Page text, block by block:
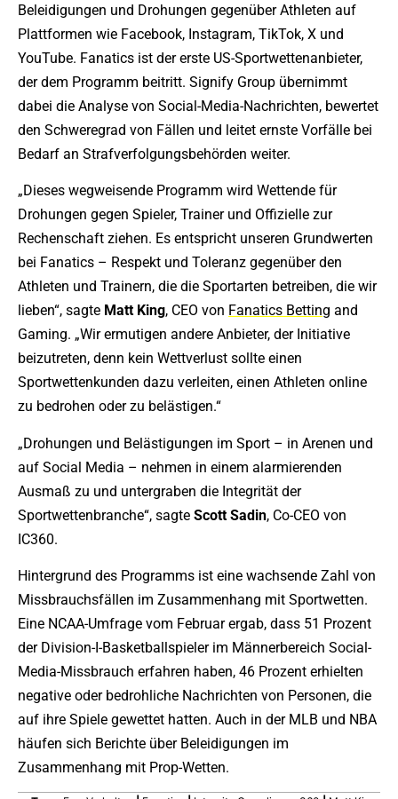
Beleidigungen und Drohungen gegenüber Athleten auf
Plattformen wie Facebook, Instagram, TikTok, X und
YouTube. Fanatics ist der erste US-Sportwettenanbieter,
der dem Programm beitritt. Signify Group übernimmt
dabei die Analyse von Social-Media-Nachrichten, bewertet
den Schweregrad von Fällen und leitet ernste Vorfälle bei
Bedarf an Strafverfolgungsbehörden weiter.
„Dieses wegweisende Programm wird Wettende für
Drohungen gegen Spieler, Trainer und Offizielle zur
Rechenschaft ziehen. Es entspricht unseren Grundwerten
bei Fanatics – Respekt und Toleranz gegenüber den
Athleten und Trainern, die die Sportarten betreiben, die wir
lieben“, sagte Matt King, CEO von Fanatics Betting and
Gaming. „Wir ermutigen andere Anbieter, der Initiative
beizutreten, denn kein Wettverlust sollte einen
Sportwettenkunden dazu verleiten, einen Athleten online
zu bedrohen oder zu belästigen.“
„Drohungen und Belästigungen im Sport – in Arenen und
auf Social Media – nehmen in einem alarmierenden
Ausmaß zu und untergraben die Integrität der
Sportwettenbranche“, sagte Scott Sadin, Co-CEO von
IC360.
Hintergrund des Programms ist eine wachsende Zahl von
Missbrauchsfällen im Zusammenhang mit Sportwetten.
Eine NCAA-Umfrage vom Februar ergab, dass 51 Prozent
der Division-I-Basketballspieler im Männerbereich Social-
Media-Missbrauch erfahren haben, 46 Prozent erhielten
negative oder bedrohliche Nachrichten von Personen, die
auf ihre Spiele gewettet hatten. Auch in der MLB und NBA
häufen sich Berichte über Beleidigungen im
Zusammenhang mit Prop-Wetten.